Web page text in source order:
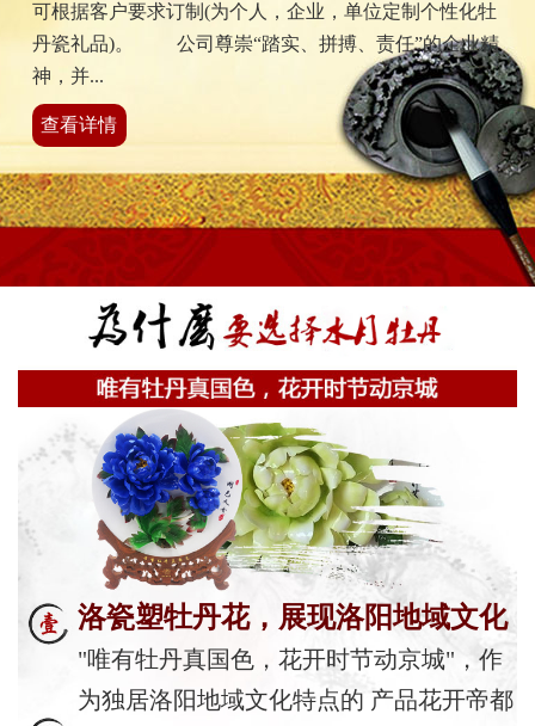
可根据客户要求订制(为个人，企业，单位定制个性化牡
丹瓷礼品)。 公司尊崇“踏实、拼搏、责任”的企业精
神，并...
查看详情
洛瓷塑牡丹花，展现洛阳地域文化
"唯有牡丹真国色，花开时节动京城"，作
为独居洛阳地域文化特点的 产品花开帝都